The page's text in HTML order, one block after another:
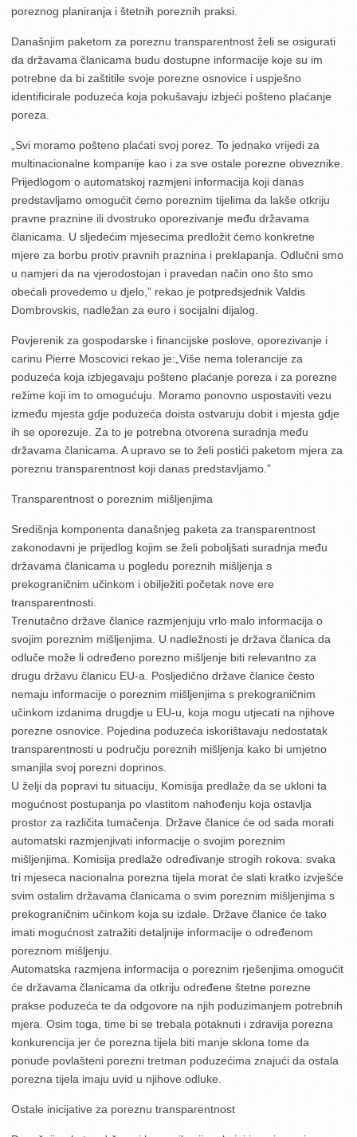
poreznog planiranja i štetnih poreznih praksi.
Današnjim paketom za poreznu transparentnost želi se osigurati
da državama članicama budu dostupne informacije koje su im
potrebne da bi zaštitile svoje porezne osnovice i uspješno
identificirale poduzeća koja pokušavaju izbjeći pošteno plaćanje
poreza.
„Svi moramo pošteno plaćati svoj porez. To jednako vrijedi za
multinacionalne kompanije kao i za sve ostale porezne obveznike.
Prijedlogom o automatskoj razmjeni informacija koji danas
predstavljamo omogućit ćemo poreznim tijelima da lakše otkriju
pravne praznine ili dvostruko oporezivanje među državama
članicama. U sljedećim mjesecima predložit ćemo konkretne
mjere za borbu protiv pravnih praznina i preklapanja. Odlučni smo
u namjeri da na vjerodostojan i pravedan način ono što smo
obećali provedemo u djelo,” rekao je potpredsjednik Valdis
Dombrovskis, nadležan za euro i socijalni dijalog.
Povjerenik za gospodarske i financijske poslove, oporezivanje i
carinu Pierre Moscovici rekao je:„Više nema tolerancije za
poduzeća koja izbjegavaju pošteno plaćanje poreza i za porezne
režime koji im to omogućuju. Moramo ponovno uspostaviti vezu
između mjesta gdje poduzeća doista ostvaruju dobit i mjesta gdje
ih se oporezuje. Za to je potrebna otvorena suradnja među
državama članicama. A upravo se to želi postići paketom mjera za
poreznu transparentnost koji danas predstavljamo.”
Transparentnost o poreznim mišljenjima
Središnja komponenta današnjeg paketa za transparentnost
zakonodavni je prijedlog kojim se želi poboljšati suradnja među
državama članicama u pogledu poreznih mišljenja s
prekograničnim učinkom i obilježiti početak nove ere
transparentnosti.
Trenutačno države članice razmjenjuju vrlo malo informacija o
svojim poreznim mišljenjima. U nadležnosti je država članica da
odluče može li određeno porezno mišljenje biti relevantno za
drugu državu članicu EU-a. Posljedično države članice često
nemaju informacije o poreznim mišljenjima s prekograničnim
učinkom izdanima drugdje u EU-u, koja mogu utjecati na njihove
porezne osnovice. Pojedina poduzeća iskorištavaju nedostatak
transparentnosti u području poreznih mišljenja kako bi umjetno
smanjila svoj porezni doprinos.
U želji da popravi tu situaciju, Komisija predlaže da se ukloni ta
mogućnost postupanja po vlastitom nahođenju koja ostavlja
prostor za različita tumačenja. Države članice će od sada morati
automatski razmjenjivati informacije o svojim poreznim
mišljenjima. Komisija predlaže određivanje strogih rokova: svaka
tri mjeseca nacionalna porezna tijela morat će slati kratko izvješće
svim ostalim državama članicama o svim poreznim mišljenjima s
prekograničnim učinkom koja su izdale. Države članice će tako
imati mogućnost zatražiti detaljnije informacije o određenom
poreznom mišljenju.
Automatska razmjena informacija o poreznim rješenjima omogućit
će državama članicama da otkriju određene štetne porezne
prakse poduzeća te da odgovore na njih poduzimanjem potrebnih
mjera. Osim toga, time bi se trebala potaknuti i zdravija porezna
konkurencija jer će porezna tijela biti manje sklona tome da
ponude povlašteni porezni tretman poduzećima znajući da ostala
porezna tijela imaju uvid u njihove odluke.
Ostale inicijative za poreznu transparentnost